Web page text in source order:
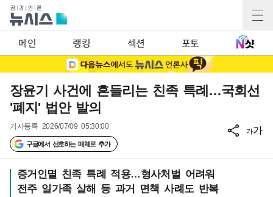
메인 랭킹 섹션 포토
장윤기 사건에 흔들리는 친족 특례…국회선
'폐지' 법안 발의
기사등록 2026/07/09 05:30:00
구글에서 선호하는 매체로 추가
가가
증거인멸 친족 특례 적용…형사처벌 어려워
전주 일가족 살해 등 과거 면책 사례도 반복